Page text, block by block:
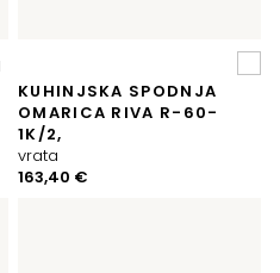
KUHINJSKA SPODNJA
OMARICA RIVA R-60-
1K/2,
vrata
163,40 €